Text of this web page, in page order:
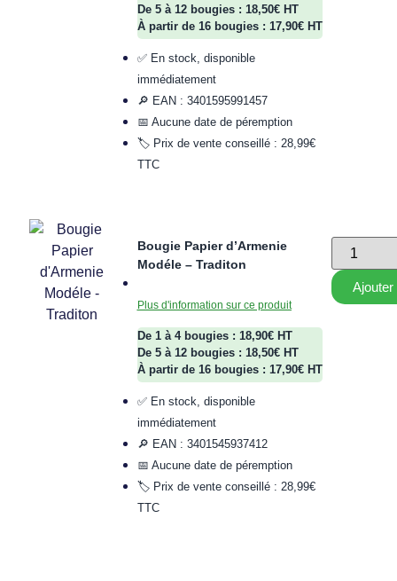
De 5 à 12 bougies : 18,50€ HT
À partir de 16 bougies : 17,90€ HT
✅ En stock, disponible
immédiatement
🔎 EAN : 3401595991457
📅 Aucune date de péremption
🏷️ Prix de vente conseillé : 28,99€
TTC
Bougie Papier d’Armenie
Modéle – Traditon
Plus d'information sur ce produit
De 1 à 4 bougies : 18,90€ HT
De 5 à 12 bougies : 18,50€ HT
À partir de 16 bougies : 17,90€ HT
✅ En stock, disponible
immédiatement
🔎 EAN : 3401545937412
📅 Aucune date de péremption
🏷️ Prix de vente conseillé : 28,99€
TTC
Ajouter